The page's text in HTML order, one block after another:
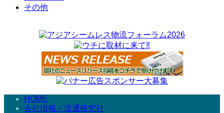
その他
HOME
会社情報／流通研究社